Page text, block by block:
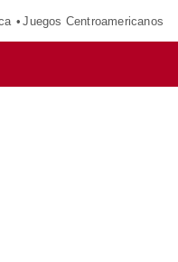
Juegos Centroamericanos